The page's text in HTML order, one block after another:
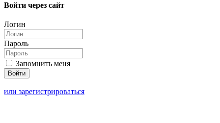
Войти через сайт
Логин
Пароль
Запомнить меня
или зарегистрироваться